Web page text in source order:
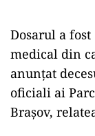
Dosarul a
medical din
anunţat
oficiali ai
Braşov,